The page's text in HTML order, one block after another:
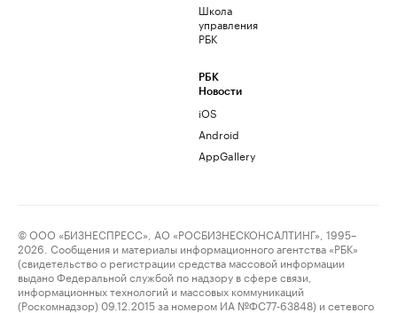
Школа
управления
РБК
РБК
Новости
iOS
Android
AppGallery
© ООО «БИЗНЕСПРЕСС», АО «РОСБИЗНЕСКОНСАЛТИНГ», 1995–
2026. Сообщения и материалы информационного агентства «РБК»
(свидетельство о регистрации средства массовой информации
выдано Федеральной службой по надзору в сфере связи,
информационных технологий и массовых коммуникаций
(Роскомнадзор) 09.12.2015 за номером ИА №ФС77-63848) и сетевого